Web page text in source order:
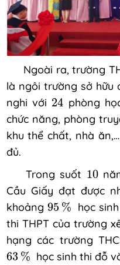
Ngoài ra, trường
là ngôi trường sở hữu
nghi với 24
24 phòng
chức năng, phòng
khu thể chất, nhà
đủ.
Trong suốt 10
10
Cầu Giấy đạt được
khoảng 95 %
95 %
học
thi THPT của trường
hạng các trường
63 %
63 %
học sinh thi đỗ